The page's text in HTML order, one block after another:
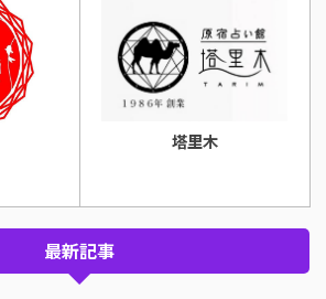
塔里木
最新記事